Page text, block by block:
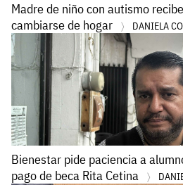
Madre de niño con autismo
cambiarse de hogar
DANIELA
Bienestar pide paciencia a
pago de beca Rita Cetina